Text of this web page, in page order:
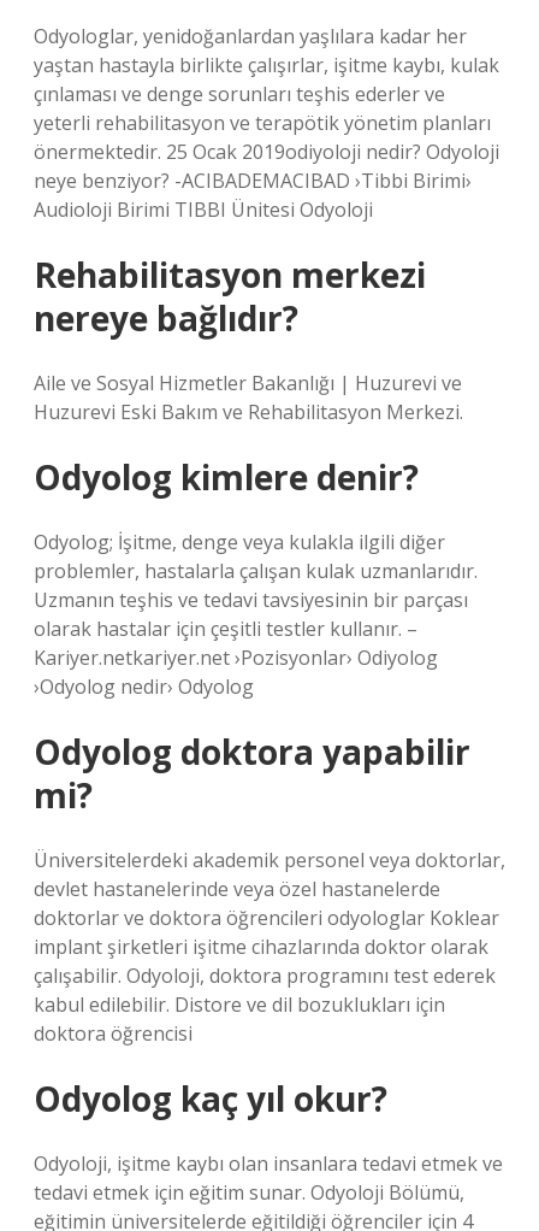
Odyologlar, yenidoğanlardan yaşlılara kadar her
yaştan hastayla birlikte çalışırlar, işitme kaybı, kulak
çınlaması ve denge sorunları teşhis ederler ve
yeterli rehabilitasyon ve terapötik yönetim planları
önermektedir. 25 Ocak 2019odiyoloji nedir? Odyoloji
neye benziyor? -ACIBADEMACIBAD ›Tibbi Birimi›
Audioloji Birimi TIBBI Ünitesi Odyoloji
Rehabilitasyon merkezi
nereye bağlıdır?
Aile ve Sosyal Hizmetler Bakanlığı | Huzurevi ve
Huzurevi Eski Bakım ve Rehabilitasyon Merkezi.
Odyolog kimlere denir?
Odyolog; İşitme, denge veya kulakla ilgili diğer
problemler, hastalarla çalışan kulak uzmanlarıdır.
Uzmanın teşhis ve tedavi tavsiyesinin bir parçası
olarak hastalar için çeşitli testler kullanır. –
Kariyer.netkariyer.net ›Pozisyonlar› Odiyolog
›Odyolog nedir› Odyolog
Odyolog doktora yapabilir
mi?
Üniversitelerdeki akademik personel veya doktorlar,
devlet hastanelerinde veya özel hastanelerde
doktorlar ve doktora öğrencileri odyologlar Koklear
implant şirketleri işitme cihazlarında doktor olarak
çalışabilir. Odyoloji, doktora programını test ederek
kabul edilebilir. Distore ve dil bozuklukları için
doktora öğrencisi
Odyolog kaç yıl okur?
Odyoloji, işitme kaybı olan insanlara tedavi etmek ve
tedavi etmek için eğitim sunar. Odyoloji Bölümü,
eğitimin üniversitelerde eğitildiği öğrenciler için 4